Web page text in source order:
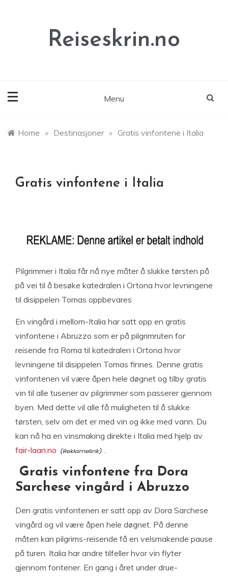
Reiseskrin.no
Menu
Home » Destinasjoner » Gratis vinfontene i Italia
Gratis vinfontene i Italia
Pilgrimmer i Italia får nå nye måter å slukke tørsten på
på vei til å besøke katedralen i Ortona hvor levningene
til disippelen Tomas oppbevares
En vingård i mellom-Italia har satt opp en gratis
vinfontene i Abruzzo som er på pilgrimruten for
reisende fra Roma til katedralen i Ortona hvor
levningene til disippelen Tomas finnes. Denne gratis
vinfontenen vil være åpen hele døgnet og tilby gratis
vin til alle tusener av pilgrimmer som passerer gjennom
byen. Med dette vil alle få muligheten til å slukke
tørsten, selv om det er med vin og ikke med vann. Du
kan nå ha en vinsmaking direkte i Italia med hjelp av
fair-laan.no
.
Gratis vinfontene fra Dora
Sarchese vingård i Abruzzo
Den gratis vinfontenen er satt opp av Dora Sarchese
vingård og vil være åpen hele døgnet. På denne
måten kan pilgrims-reisende få en velsmakende pause
på turen. Italia har andre tilfeller hvor vin flyter
gjennom fontener. En gang i året under drue-